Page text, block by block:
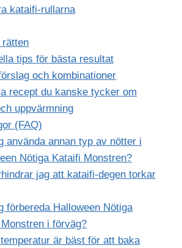
kataifi-rullarna
rätten
tips för bästa resultat
och kombinationer
recept du kanske tycker om
uppvärmning
(FAQ)
använda annan typ av nötter i
Nötiga Kataifi Monstren?
jag att kataifi-degen torkar
förbereda Halloween Nötiga
i förväg?
är bäst för att baka